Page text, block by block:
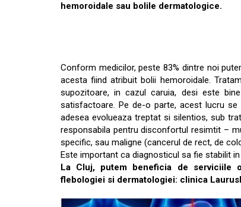
hemoroidale sau bolile dermatologice.
Conform medicilor, peste 83% dintre noi
acesta fiind atribuit bolii hemoroidale.
supozitoare, in cazul caruia, desi este
satisfactoare. Pe de-o parte, acest lucru
adesea evolueaza treptat si silentios, sub
responsabila pentru disconfortul resimtit –
specific, sau maligne (cancerul de rect, de
Este important ca diagnosticul sa fie stabilit
La Cluj, putem beneficia de serviciile
flebologiei si dermatologiei: clinica